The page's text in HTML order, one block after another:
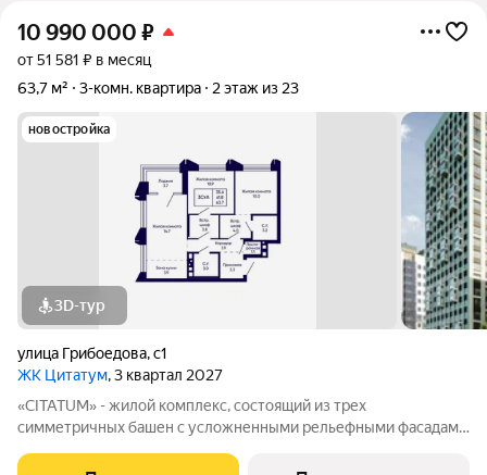
10 990 000 ₽
от 51 581 ₽ в месяц
63,7 м²
3-комн. квартира 2 этаж из 23
новостройка
3D-тур
улица Грибоедова,с1
ЖК Цитатум, 3 квартал 2027
«CITATUM» - жилой комплекс, состоящий из трех
симметричных башен с усложненными рельефными фасадами
котором расположится просторное дизайнерское лобби с